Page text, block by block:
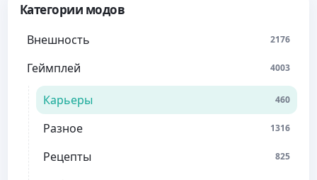
Категории модов
Внешность 2176
Геймплей 4003
Карьеры 460
Разное 1316
Рецепты 825